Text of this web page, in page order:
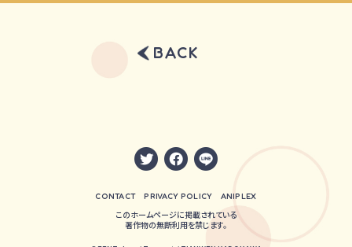
BACK
CONTACT PRIVACY POLICY ANIPLEX
このホームページに掲載されている
著作物の無断利用を禁じます。